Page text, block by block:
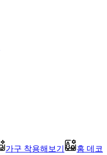
가구 착용해보기
홈 데코